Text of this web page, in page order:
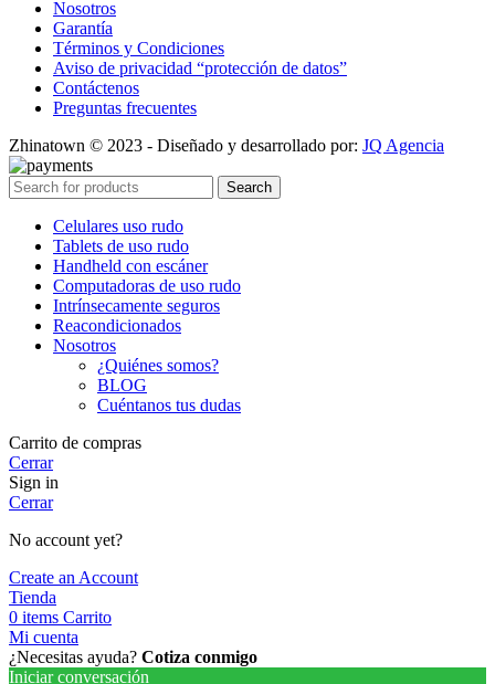
Nosotros
Garantía
Términos y Condiciones
Aviso de privacidad “protección de datos”
Contáctenos
Preguntas frecuentes
Zhinatown © 2023 - Diseñado y desarrollado por: JQ Agencia
Search
Celulares uso rudo
Tablets de uso rudo
Handheld con escáner
Computadoras de uso rudo
Intrínsecamente seguros
Reacondicionados
Nosotros
¿Quiénes somos?
BLOG
Cuéntanos tus dudas
Carrito de compras
Cerrar
Sign in
Cerrar
No account yet?
Create an Account
Tienda
0 items Carrito
Mi cuenta
¿Necesitas ayuda? Cotiza conmigo
Iniciar conversación